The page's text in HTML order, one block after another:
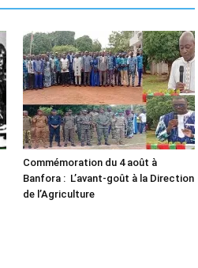
Commémoration du 4 août à
Banfora : L’avant-goût à la Direction
de l’Agriculture